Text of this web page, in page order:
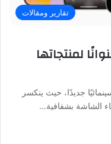
تقارير ومقالات
لمنتجاتها
جديدًا، حيث ينكسر
الشاشة بشفافية…